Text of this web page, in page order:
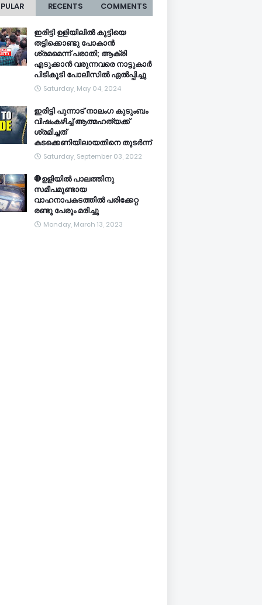
RECENTS COMMENTS
ഇരിട്ടി ഉളിയിലിൽ കുട്ടിയെ
തട്ടിക്കൊണ്ടു പോകാൻ
ശ്രമമെന്ന് പരാതി; ആക്രി
എടുക്കാൻ വരുന്നവരെ നാട്ടുകാർ
പിടികൂടി പോലീസിൽ ഏൽപ്പിച്ചു
Saturday, May 04, 2024
ഇരിട്ടി പുന്നാട് നാലംഗ കുടുംബം
വിഷംകഴിച്ച്‌ ആത്മഹത്യക്ക്
ശ്രമിച്ചത്
കടക്കെണിയിലായതിനെ തുടർന്ന്
Saturday, September 03, 2022
🛑ഉളിയിൽ പാലത്തിനു
സമീപമുണ്ടായ
വാഹനാപകടത്തിൽ പരിക്കേറ്റ
രണ്ടു പേരും മരിച്ചു
Monday, March 13, 2023